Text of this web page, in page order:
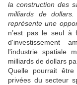
la construction des
milliards de
représente une
n’est pas le seul à
d'investissement
l'industrie spatiale
milliards de dollars
Quelle pourrait
privées du secteur